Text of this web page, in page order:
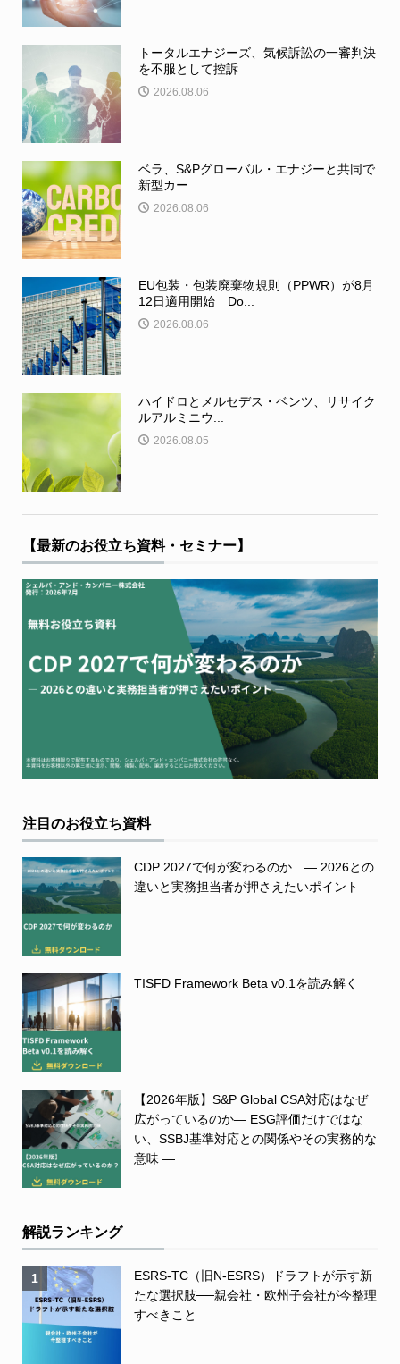
トータルエナジーズ、気候訴訟の一審判決
を不服として控訴
2026.08.06
ベラ、S&Pグローバル・エナジーと共同で
新型カー...
2026.08.06
EU包装・包装廃棄物規則（PPWR）が8月
12日適用開始 Do...
2026.08.06
ハイドロとメルセデス・ベンツ、リサイク
ルアルミニウ...
2026.08.05
【最新のお役立ち資料・セミナー】
注目のお役立ち資料
CDP 2027で何が変わるのか ― 2026との
違いと実務担当者が押さえたいポイント ―
TISFD Framework Beta v0.1を読み解く
【2026年版】S&P Global CSA対応はなぜ
広がっているのか― ESG評価だけではな
い、SSBJ基準対応との関係やその実務的な
意味 ―
解説ランキング
1
ESRS-TC（旧N-ESRS）ドラフトが示す新
たな選択肢──親会社・欧州子会社が今整理
すべきこと